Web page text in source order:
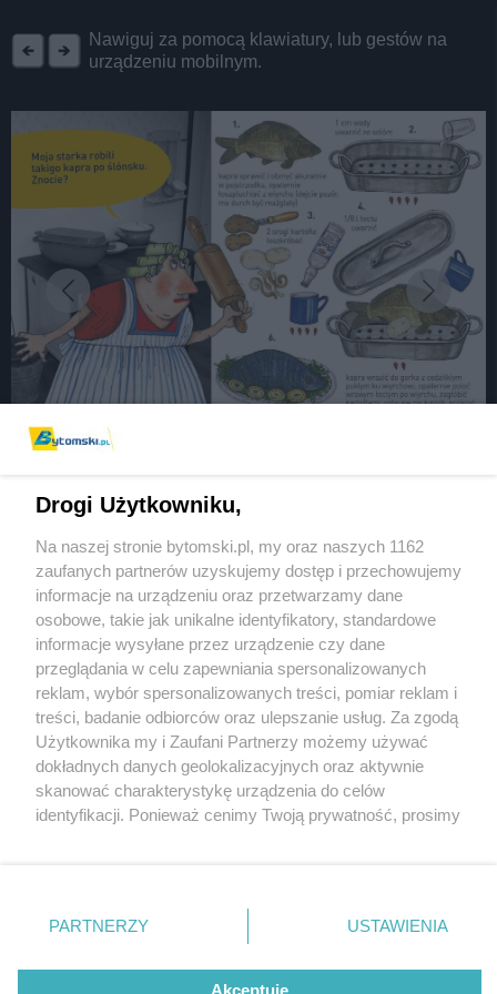
Nawiguj za pomocą klawiatury, lub gestów na
urządzeniu mobilnym.
Jak przyrządzić klasyczne śląskie makówki? Jak
zrobić moczkę i karpia po śląsku? Tradycyjne
regionalne przepisy przypomina Joanna
Furgalińska
4 / 13
Karp po śląsku
Dokładniej: modry kaper, czyli karp na niebiesko.
Według jednego z tradycyjnych śląskich przepisów,
ryby nie smażono w panierce, lecz duszono w całości z
REKLAMA
Wydawca mediów lokalnych
Nie zapomnij
zapoznać się z:
polityką prywatności regulamin korzystania z portali
Twojemiasto
Piekary Śląskie
Chorzów
Tarnowskie Góry
Gliwice
Skontakuj sięz nami
Kontakt
Wydawca
Pogoda
Drogi Użytkowniku,
Na naszej stronie bytomski.pl, my oraz naszych 1162
zaufanych partnerów uzyskujemy dostęp i przechowujemy
informacje na urządzeniu oraz przetwarzamy dane
osobowe, takie jak unikalne identyfikatory, standardowe
informacje wysyłane przez urządzenie czy dane
przeglądania w celu zapewniania spersonalizowanych
reklam, wybór spersonalizowanych treści, pomiar reklam i
treści, badanie odbiorców oraz ulepszanie usług. Za zgodą
Użytkownika my i Zaufani Partnerzy możemy używać
dokładnych danych geolokalizacyjnych oraz aktywnie
skanować charakterystykę urządzenia do celów
identyfikacji. Ponieważ cenimy Twoją prywatność, prosimy
prywatności znajdujący się w lewym dolnym rogu strony
. Niektóre rodzaje przetwarzania danych nie wymagają
zgody użytkownika, ale masz prawo sprzeciwić się
takiemu przetwarzaniu. Preferencje będą miały
PARTNERZY USTAWIENIA
Akceptuję